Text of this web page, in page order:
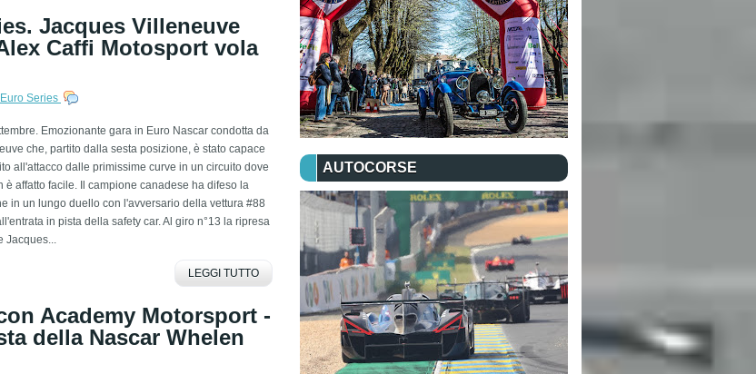
Jacques Villeneuve
Caffi Motosport vola
Series
Emozionante gara in Euro Nascar condotta da
che, partito dalla sesta posizione, è stato capace
all'attacco dalle primissime curve in un circuito dove
è affatto facile. Il campione canadese ha difeso la
in un lungo duello con l'avversario della vettura #88
in pista della safety car. Al giro n°13 la ripresa
LEGGI TUTTO
Academy Motorsport -
della Nascar Whelen
AUTOCORSE